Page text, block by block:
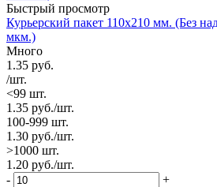
Быстрый просмотр
Курьерский пакет 110х210 мм. (Без
мкм.)
Много
1.35 руб.
/шт.
<99 шт.
1.35 руб./шт.
100-999 шт.
1.30 руб./шт.
>1000 шт.
1.20 руб./шт.
-
+